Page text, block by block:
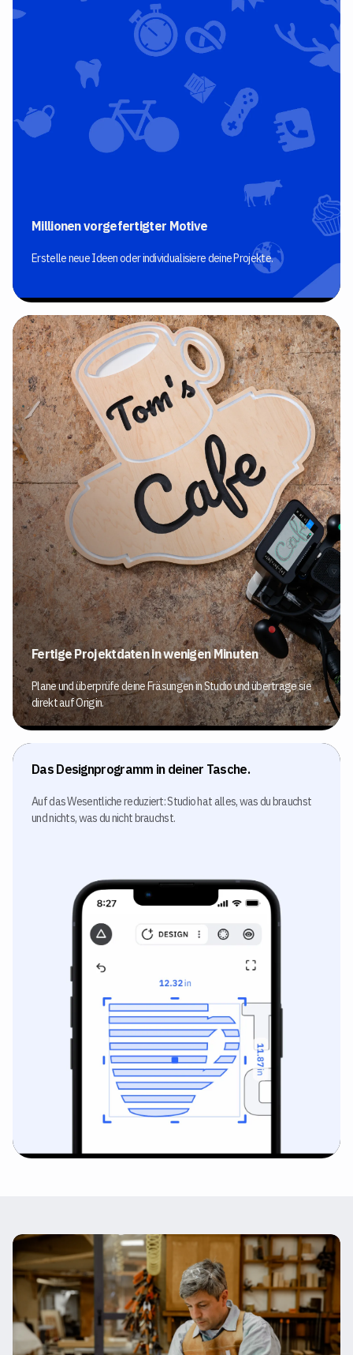
Millionen vorgefertigter Motive
Erstelle neue Ideen oder individualisiere deine Projekte.
Fertige Projektdaten in wenigen Minuten
Plane und überprüfe deine Fräsungen in Studio und übertrage sie
direkt auf Origin.
Das Designprogramm in deiner Tasche.
Auf das Wesentliche reduziert: Studio hat alles, was du brauchst
und nichts, was du nicht brauchst.